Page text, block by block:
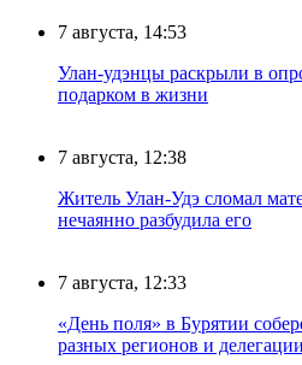
7 августа, 14:53
Улан-удэнцы раскрыли в
подарком в жизни
7 августа, 12:38
Житель Улан-Удэ сломал
нечаянно разбудила его
7 августа, 12:33
«День поля» в Бурятии
разных регионов и